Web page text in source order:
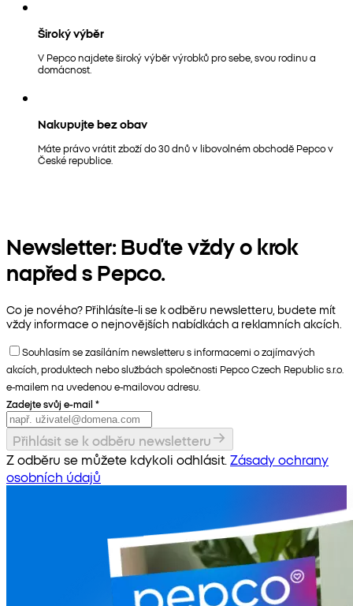
Široký výběr
V Pepco najdete široký výběr výrobků pro sebe, svou rodinu a
domácnost.
Nakupujte bez obav
Máte právo vrátit zboží do 30 dnů v libovolném obchodě Pepco v
České republice.
Newsletter: Buďte vždy o krok
napřed s Pepco.
Co je nového? Přihlásíte-li se k odběru newsletteru, budete mít
vždy informace o nejnovějších nabídkách a reklamních akcích.
Souhlasím se zasíláním newsletteru s informacemi o zajímavých
akcích, produktech nebo službách společnosti Pepco Czech Republic s.r.o.
e-mailem na uvedenou e-mailovou adresu.
Zadejte svůj e-mail *
Přihlásit se k odběru newsletteru
Z odběru se můžete kdykoli odhlásit. Zásady ochrany
osobních údajů